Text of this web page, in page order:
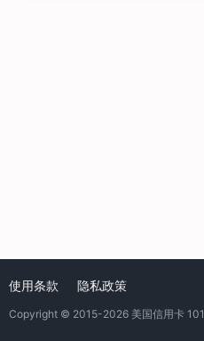
使用条款 隐私政策
Copyright © 2015-2026 美国信用卡 101